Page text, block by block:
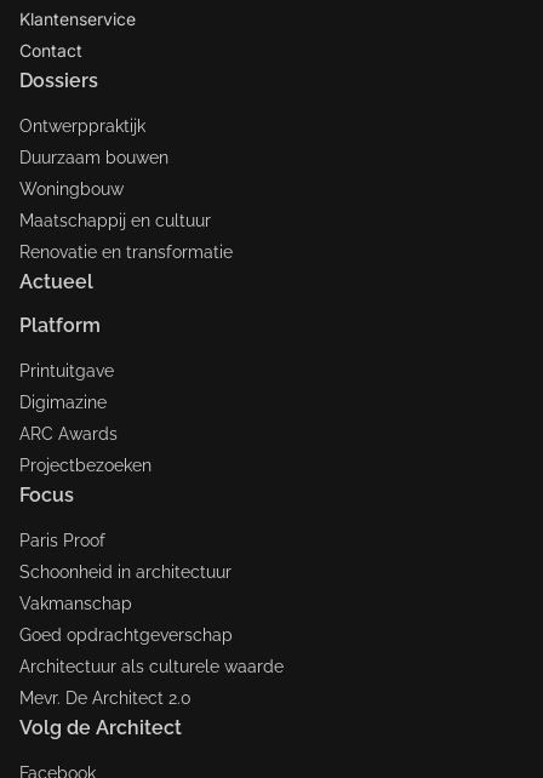
Klantenservice
Contact
Dossiers
Ontwerppraktijk
Duurzaam bouwen
Woningbouw
Maatschappij en cultuur
Renovatie en transformatie
Actueel
Platform
Printuitgave
Digimazine
ARC Awards
Projectbezoeken
Focus
Paris Proof
Schoonheid in architectuur
Vakmanschap
Goed opdrachtgeverschap
Architectuur als culturele waarde
Mevr. De Architect 2.0
Volg de Architect
Facebook